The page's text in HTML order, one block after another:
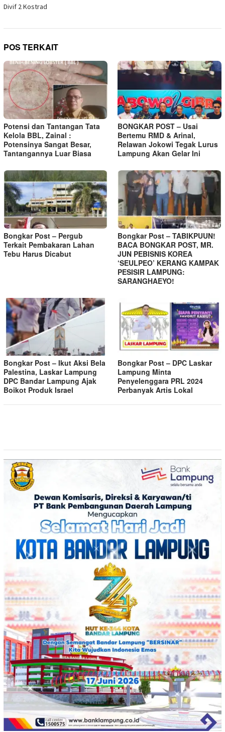
Divif 2 Kostrad
POS TERKAIT
Potensi dan Tantangan Tata
Kelola BBL, Zainal :
Potensinya Sangat Besar,
Tantangannya Luar Biasa
BONGKAR POST – Usai
Bertemu RMD & Arinal,
Relawan Jokowi Tegak Lurus
Lampung Akan Gelar Ini
Bongkar Post – Pergub
Terkait Pembakaran Lahan
Tebu Harus Dicabut
Bongkar Post – TABIKPUUN!
BACA BONGKAR POST, MR.
JUN PEBISNIS KOREA
‘SEULPEO’ KERANG KAMPAK
PESISIR LAMPUNG:
SARANGHAEYO!
Bongkar Post – Ikut Aksi Bela
Palestina, Laskar Lampung
DPC Bandar Lampung Ajak
Boikot Produk Israel
Bongkar Post – DPC Laskar
Lampung Minta
Penyelenggara PRL 2024
Perbanyak Artis Lokal